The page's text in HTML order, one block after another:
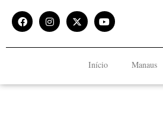
Início Manaus